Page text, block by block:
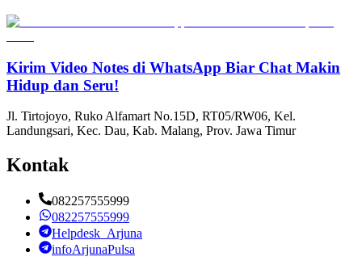
Kirim Video Notes di WhatsApp Biar Chat Makin
Hidup dan Seru!
Jl. Tirtojoyo, Ruko Alfamart No.15D, RT05/RW06, Kel.
Landungsari, Kec. Dau, Kab. Malang, Prov. Jawa Timur
Kontak
082257555999
082257555999
Helpdesk_Arjuna
infoArjunaPulsa